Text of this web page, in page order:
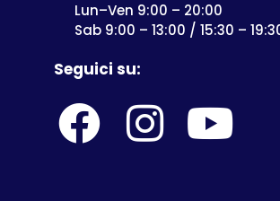
Lun–Ven 9:00 – 20:00
Sab 9:00 – 13:00 / 15:30 –
Seguici su: